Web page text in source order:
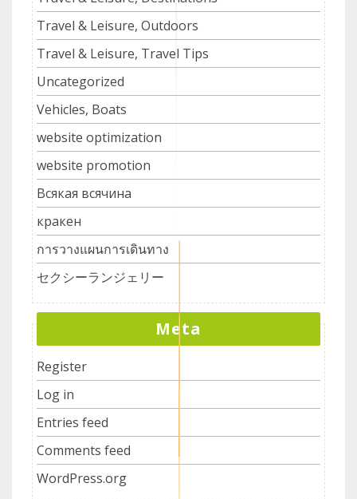
Travel & Leisure, Outdoors
Travel & Leisure, Travel Tips
Uncategorized
Vehicles, Boats
website optimization
website promotion
Всякая всячина
кракен
การวางแผนการเดินทาง
セクシーランジェリー
Meta
Register
Log in
Entries feed
Comments feed
WordPress.org